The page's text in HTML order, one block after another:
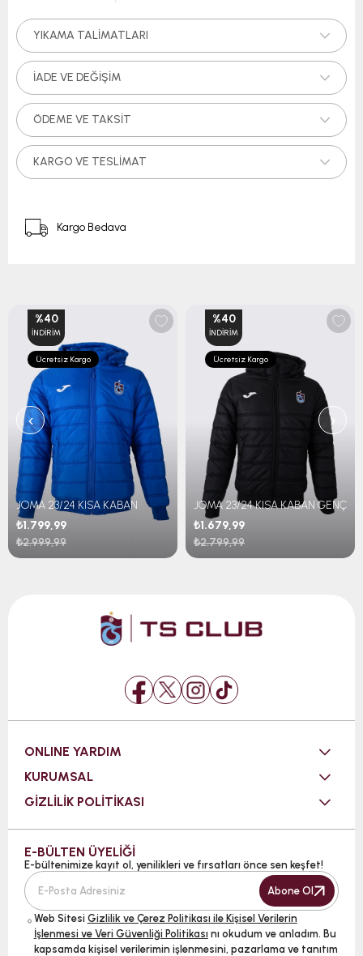
YIKAMA TALIMATLARI
İADE VE DEĞIŞIM
ÖDEME VE TAKSIT
KARGO VE TESLIMAT
Kargo Bedava
JOMA 23/24 KISA KABAN
₺1.799,99
₺2.999,99
%40
İNDIRIM
Ücretsiz Kargo
JOMA 23/24 KISA KABAN GENÇ
₺1.679,99
₺2.799,99
%40
İNDIRIM
Ücretsiz Kargo
‹ ›
ONLINE YARDIM
KURUMSAL
GİZLİLİK POLİTİKASI
E-BÜLTEN ÜYELİĞİ
E-bültenimize kayıt ol, yenilikleri ve fırsatları önce sen keşfet!
Abone Ol
Web Sitesi Gizlilik ve Çerez Politikası ile Kişisel Verilerin
İşlenmesi ve Veri Güvenliği Politikası nı okudum ve anladım. Bu
kapsamda kişisel verilerimin işlenmesini, pazarlama ve tanıtım